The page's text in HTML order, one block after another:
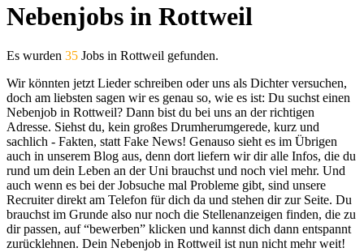
Nebenjobs in Rottweil
Es wurden 35 Jobs in Rottweil gefunden.
Wir könnten jetzt Lieder schreiben oder uns als Dichter versuchen,
doch am liebsten sagen wir es genau so, wie es ist: Du suchst einen
Nebenjob in Rottweil? Dann bist du bei uns an der richtigen
Adresse. Siehst du, kein großes Drumherumgerede, kurz und
sachlich - Fakten, statt Fake News! Genauso sieht es im Übrigen
auch in unserem Blog aus, denn dort liefern wir dir alle Infos, die du
rund um dein Leben an der Uni brauchst und noch viel mehr. Und
auch wenn es bei der Jobsuche mal Probleme gibt, sind unsere
Recruiter direkt am Telefon für dich da und stehen dir zur Seite. Du
brauchst im Grunde also nur noch die Stellenanzeigen finden, die zu
dir passen, auf “bewerben” klicken und kannst dich dann entspannt
zurücklehnen. Dein Nebenjob in Rottweil ist nun nicht mehr weit!